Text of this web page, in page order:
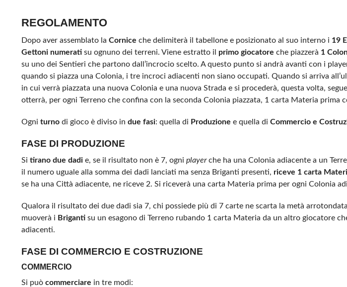
REGOLAMENTO
Dopo aver assemblato la Cornice che delimiterà il tabellone e posizionato al suo interno i 19
Gettoni numeratisu ognuno dei terreni. Viene estratto il primo giocatore che piazzerà 1
su uno dei Sentieri che partono dall’incrocio scelto. A questo punto si andrà avanti con i
quando si piazza una Colonia, i tre incroci adiacenti non siano occupati. Quando si arriva
in cui verrà piazzata una nuova Colonia e una nuova Strada e si procederà, questa volta,
otterrà, per ogni Terreno che confina con la seconda Colonia piazzata, 1 carta Materia prima
Ogni turnodi gioco è diviso in due fasi: quella di Produzione e quella di Commercio e
FASE DI PRODUZIONE
Si tirano due dadie, se il risultato non è 7, ogni playerche ha una Colonia adiacente a un
il numero uguale alla somma dei dadi lanciati ma senza Briganti presenti, riceve 1 carta
se ha una Città adiacente, ne riceve 2. Si riceverà una carta Materia prima per ogni Colonia
Qualora il risultato dei due dadi sia 7, chi possiede più di 7 carte ne scarta la metà
muoverà i Brigantisu un esagono di Terreno rubando 1 carta Materia da un altro giocatore
adiacenti.
FASE DI COMMERCIO E COSTRUZIONE
COMMERCIO
Si può commerciare in tre modi: